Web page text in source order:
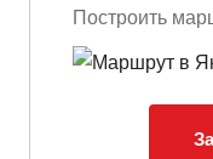
Построить